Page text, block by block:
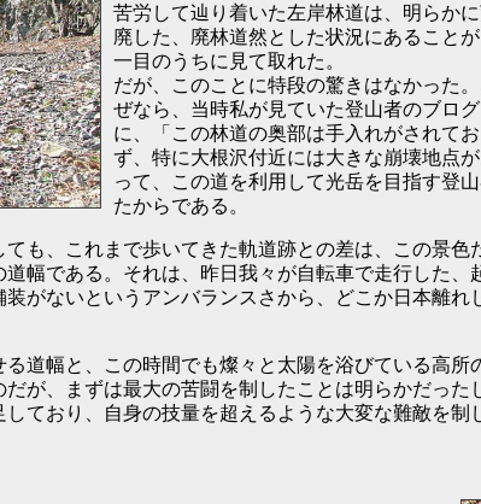
苦労して辿り着いた左岸林道は、明らか
廃した、廃林道然とした状況にあることが
一目のうちに見て取れた。
だが、このことに特段の驚きはなかった
ぜなら、当時私が見ていた登山者のブログ
に、「この林道の奥部は手入れがされてお
ず、特に大根沢付近には大きな崩壊地点
って、この道を利用して光岳を目指す登
たからである。
も、これまで歩いてきた軌道跡との差は、この景色
幅である。それは、昨日我々が自転車で走行した
がないというアンバランスさから、どこか日本離れ
道幅と、この時間でも燦々と太陽を浴びている高所
が、まずは最大の苦闘を制したことは明らかだっ
ており、自身の技量を超えるような大変な難敵を制